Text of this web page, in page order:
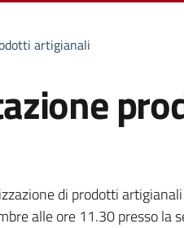
artigianali
di prodotti artigianali
alle ore 11.30 presso la